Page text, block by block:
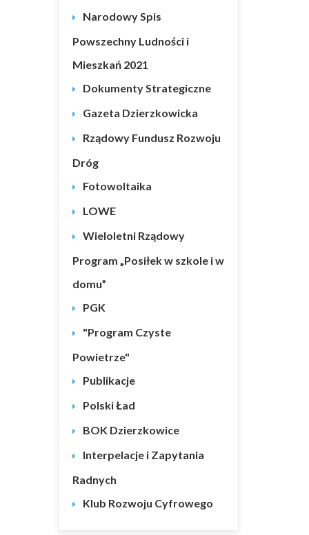
Narodowy Spis
Powszechny Ludności i
Mieszkań 2021
Dokumenty Strategiczne
Gazeta Dzierzkowicka
Rządowy Fundusz Rozwoju
Dróg
Fotowoltaika
LOWE
Wieloletni Rządowy
Program „Posiłek w szkole i w
domu”
PGK
"Program Czyste
Powietrze"
Publikacje
Polski Ład
BOK Dzierzkowice
Interpelacje i Zapytania
Radnych
Klub Rozwoju Cyfrowego